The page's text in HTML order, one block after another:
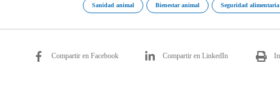
Sanidad animal Bienestar animal Seguridad alimentaria
Compartir en Facebook Compartir en LinkedIn